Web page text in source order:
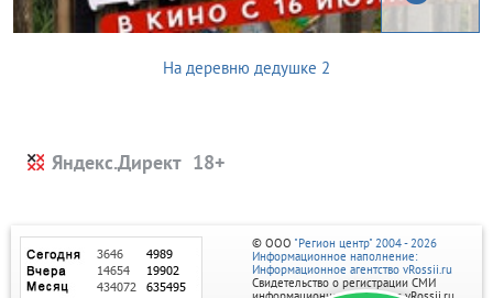
На деревню дедушке 2
Яндекс.Директ
© ООО "Регион центр" 2004 - 2026
Информационное наполнение:
Информационное агентство vRossii.ru
Свидетельство о регистрации СМИ